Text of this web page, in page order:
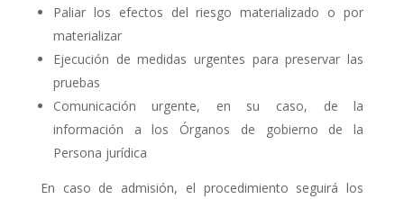
Paliar los efectos del riesgo materializado o por
materializar
Ejecución de medidas urgentes para preservar las
pruebas
Comunicación urgente, en su caso, de la
información a los Órganos de gobierno de la
Persona jurídica
En caso de admisión, el procedimiento seguirá los